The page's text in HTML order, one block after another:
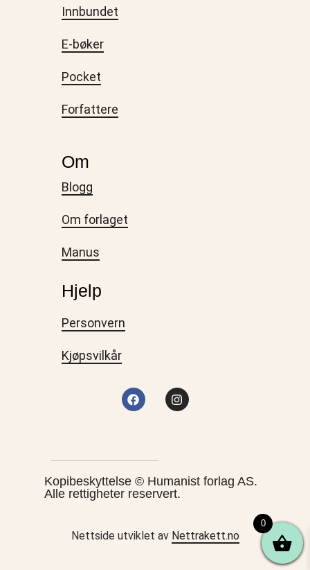
Innbundet
E-bøker
Pocket
Forfattere
Om
Blogg
Om forlaget
Manus
Hjelp
Personvern
Kjøpsvilkår
Kopibeskyttelse © Humanist forlag AS.
Alle rettigheter reservert.
Nettside utviklet av Nettrakett.no
0